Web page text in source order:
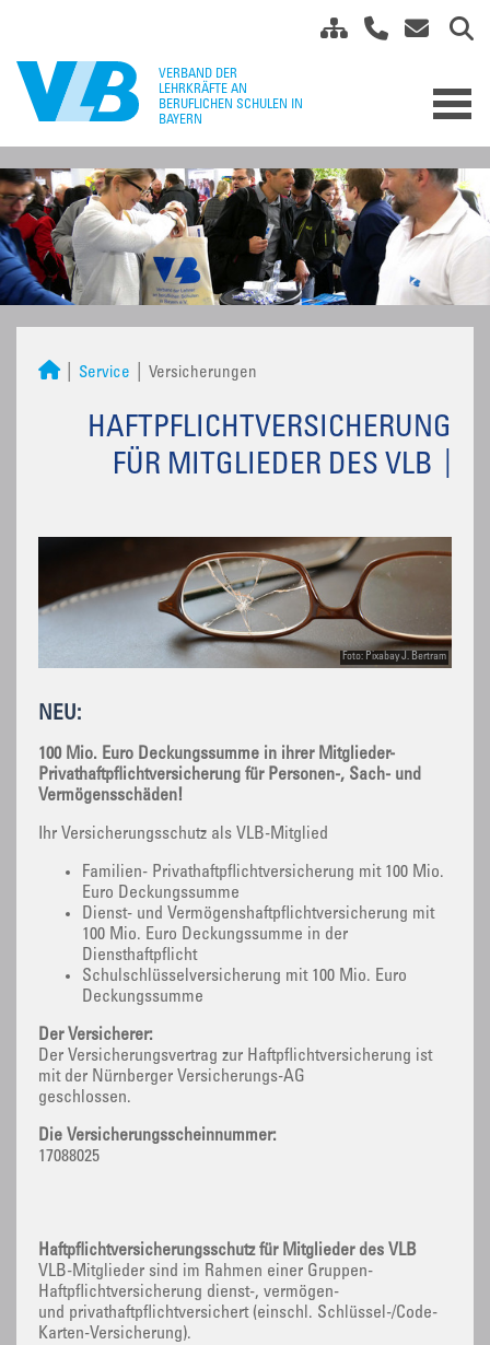
Service Versicherungen
HAFTPFLICHTVERSICHERUNG
FÜR MITGLIEDER DES VLB
Foto: Pixabay J. Bertram
NEU:
100 Mio. Euro Deckungssumme in ihrer Mitglieder-
Privathaftpflichtversicherung für Personen-, Sach- und
Vermögensschäden!
Ihr Versicherungsschutz als VLB-Mitglied
Familien- Privathaftpflichtversicherung mit 100 Mio.
Euro Deckungssumme
Dienst- und Vermögenshaftpflichtversicherung mit
100 Mio. Euro Deckungssumme in der
Diensthaftpflicht
Schulschlüsselversicherung mit 100 Mio. Euro
Deckungssumme
Der Versicherer:
Der Versicherungsvertrag zur Haftpflichtversicherung ist
mit der Nürnberger Versicherungs-AG
geschlossen.
Die Versicherungsscheinnummer:
17088025
Haftpflichtversicherungsschutz für Mitglieder des VLB
VLB-Mitglieder sind im Rahmen einer Gruppen-
Haftpflichtversicherung dienst-, vermögen-
und privathaftpflichtversichert (einschl. Schlüssel-/Code-
Karten-Versicherung).